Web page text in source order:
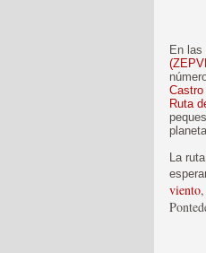
En
Castro
Ruta
La
viento,